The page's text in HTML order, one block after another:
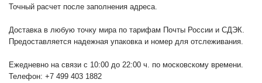
Точный расчет после заполнения адреса.
Доставка в любую точку мира по тарифам Почты России и СДЭК.
Предоставляется надежная упаковка и номер для отслеживания.
Ежедневно на связи с 10:00 до 22:00 ч. по московскому времени.
Телефон: +7 499 403 1882